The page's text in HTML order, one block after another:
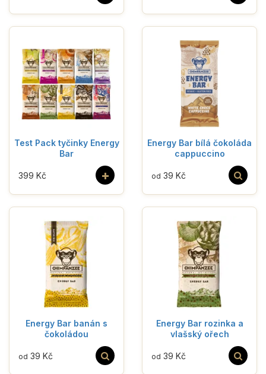
Test Pack tyčinky Energy
Bar
+
399 Kč
Energy Bar bílá čokoláda
cappuccino
od 39 Kč
Energy Bar banán s
čokoládou
od 39 Kč
Energy Bar rozinka a
vlašský ořech
od 39 Kč